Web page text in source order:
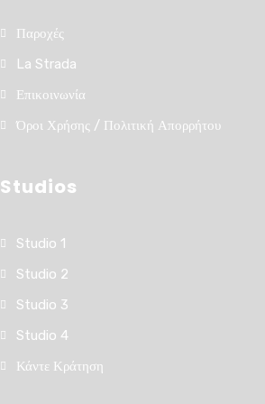
Παροχές
La Strada
Επικοινωνία
Όροι Χρήσης / Πολιτική Απορρήτου
Studios
Studio 1
Studio 2
Studio 3
Studio 4
Κάντε Κράτηση